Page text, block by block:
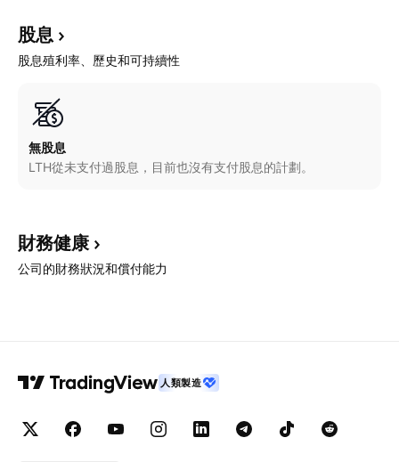
股息
股息殖利率、歷史和可持續性
無股息
LTH從未支付過股息，目前也沒有支付股息的計劃。
財務健康
公司的財務狀況和償付能力
人類製造